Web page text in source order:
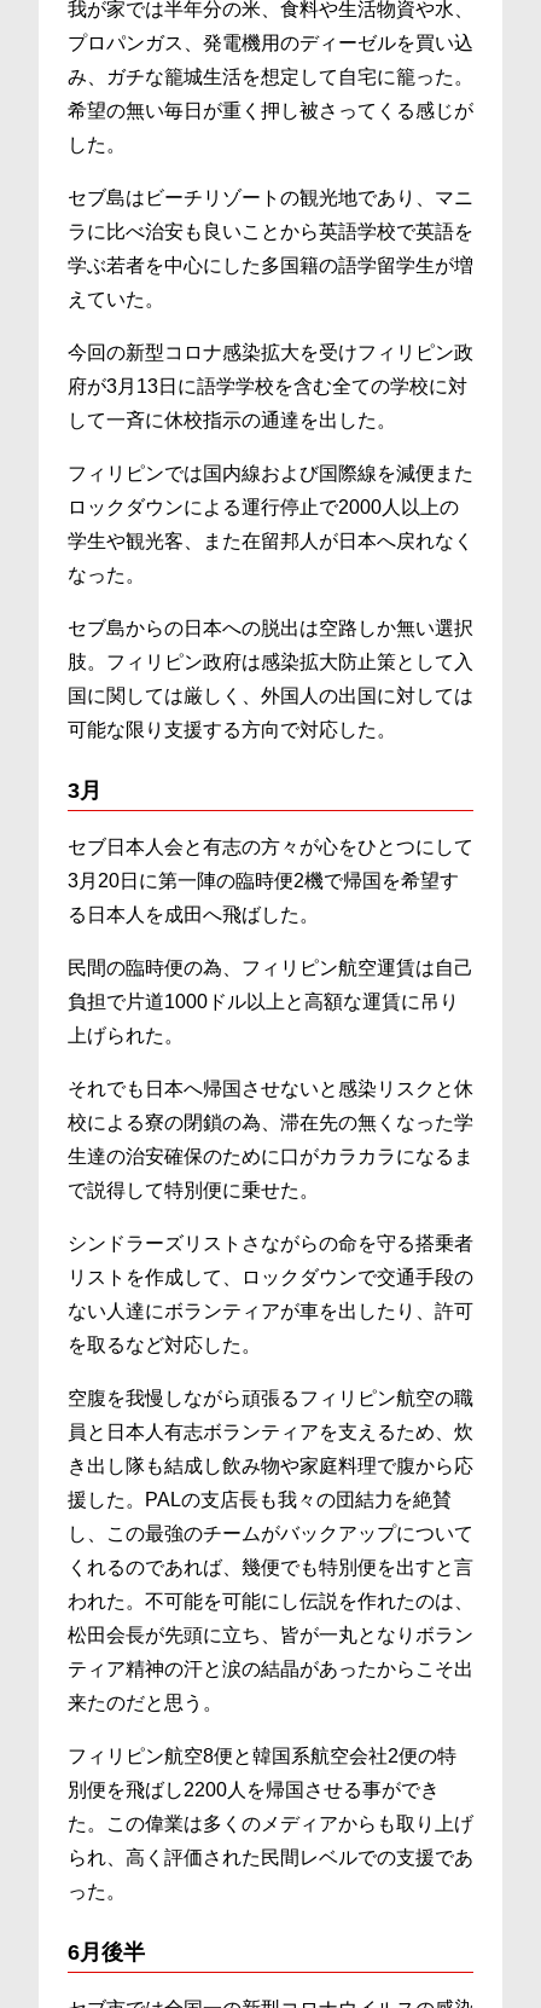
我が家では半年分の米、食料や生活物資や水、
プロパンガス、発電機用のディーゼルを買い込
み、ガチな籠城生活を想定して自宅に籠った。
希望の無い毎日が重く押し被さってくる感じが
した。
セブ島はビーチリゾートの観光地であり、マニ
ラに比べ治安も良いことから英語学校で英語を
学ぶ若者を中心にした多国籍の語学留学生が増
えていた。
今回の新型コロナ感染拡大を受けフィリピン政
府が3月13日に語学学校を含む全ての学校に対
して一斉に休校指示の通達を出した。
フィリピンでは国内線および国際線を減便また
ロックダウンによる運行停止で2000人以上の
学生や観光客、また在留邦人が日本へ戻れなく
なった。
セブ島からの日本への脱出は空路しか無い選択
肢。フィリピン政府は感染拡大防止策として入
国に関しては厳しく、外国人の出国に対しては
可能な限り支援する方向で対応した。
3月
セブ日本人会と有志の方々が心をひとつにして
3月20日に第一陣の臨時便2機で帰国を希望す
る日本人を成田へ飛ばした。
民間の臨時便の為、フィリピン航空運賃は自己
負担で片道1000ドル以上と高額な運賃に吊り
上げられた。
それでも日本へ帰国させないと感染リスクと休
校による寮の閉鎖の為、滞在先の無くなった学
生達の治安確保のために口がカラカラになるま
で説得して特別便に乗せた。
シンドラーズリストさながらの命を守る搭乗者
リストを作成して、ロックダウンで交通手段の
ない人達にボランティアが車を出したり、許可
を取るなど対応した。
空腹を我慢しながら頑張るフィリピン航空の職
員と日本人有志ボランティアを支えるため、炊
き出し隊も結成し飲み物や家庭料理で腹から応
援した。PALの支店長も我々の団結力を絶賛
し、この最強のチームがバックアップについて
くれるのであれば、幾便でも特別便を出すと言
われた。不可能を可能にし伝説を作れたのは、
松田会長が先頭に立ち、皆が一丸となりボラン
ティア精神の汗と涙の結晶があったからこそ出
来たのだと思う。
フィリピン航空8便と韓国系航空会社2便の特
別便を飛ばし2200人を帰国させる事ができ
た。この偉業は多くのメディアからも取り上げ
られ、高く評価された民間レベルでの支援であ
った。
6月後半